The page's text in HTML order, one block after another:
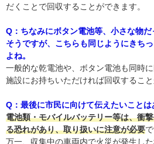
だくことで回収することができます。
Q：ちなみにボタン電池等、小さな物
そうですが、こちらも同じようにきち
よね。
一般的な乾電池や、ボタン電池も同時
施設にお持ちいただければ回収すること
Q：最後に市民に向けて伝えたいことは
電池類・モバイルバッテリー等は、衝
る恐れがあり、取り扱いに注意が必要で
万一、収集中の車両内で火災が発生し